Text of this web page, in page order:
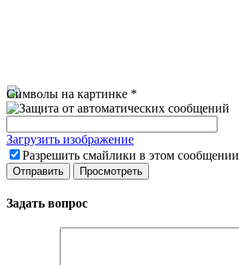
Символы на картинке *
Загрузить изображение
Разрешить смайлики в этом сообщении
Задать вопрос